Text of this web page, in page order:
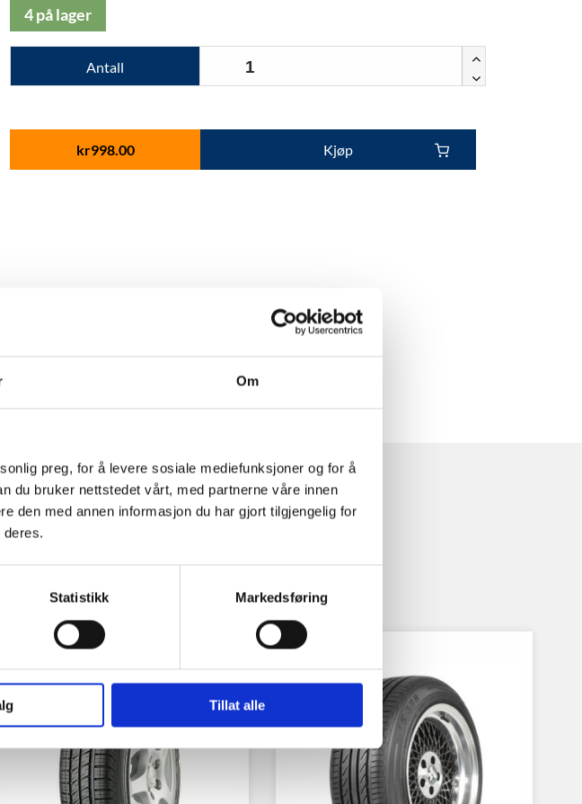
Om
preg, for å levere sosiale mediefunksjoner og for å
du bruker nettstedet vårt, med partnerne våre innen
den med annen informasjon du har gjort tilgjengelig for
Statistikk Markedsføring
Tillat alle
4 på lager
Antall
kr998.00 Kjøp